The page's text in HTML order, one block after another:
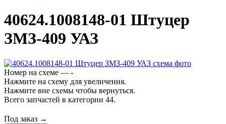
40624.1008148-01 Штуцер
ЗМЗ-409 УАЗ
Номер на схеме — -
Нажмите на схему для увеличения.
Нажмите вне схемы чтобы вернуться.
Всего запчастей в категории 44.
Под заказ →